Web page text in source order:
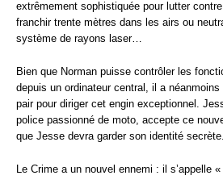
extrêmement sophistiquée pour lutter
franchir trente mètres dans les airs ou
système de rayons laser…
Bien que Norman puisse contrôler les
depuis un ordinateur central, il a néanmoins
pair pour diriger cet engin exceptionnel.
police passionné de moto, accepte ce
que Jesse devra garder son identité secrète.
Le Crime a un nouvel ennemi : il s’appelle